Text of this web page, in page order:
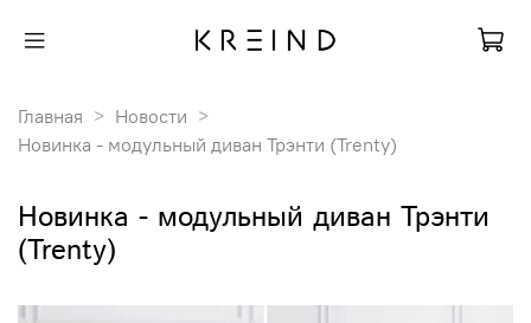
Главная
Новости
Новинка - модульный диван Трэнти (Trenty)
Новинка - модульный диван Трэнти
(Trenty)